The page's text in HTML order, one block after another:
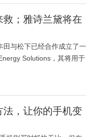
；雅诗兰黛将在
田与松下已经合作成立了一
Solutions，其将用于
，让你的手机变